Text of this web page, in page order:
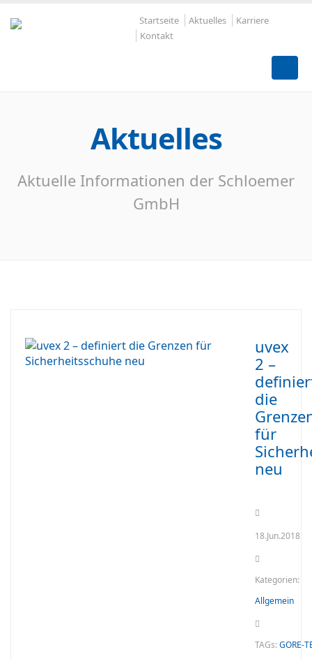
Startseite Aktuelles
Karriere
Kontakt
Aktuelles
Aktuelle Informationen der Schloemer
GmbH
uvex
2 –
die
für
neu
18.Jun.2018
Kategorien:
Allgemein
TAGs:GORE-